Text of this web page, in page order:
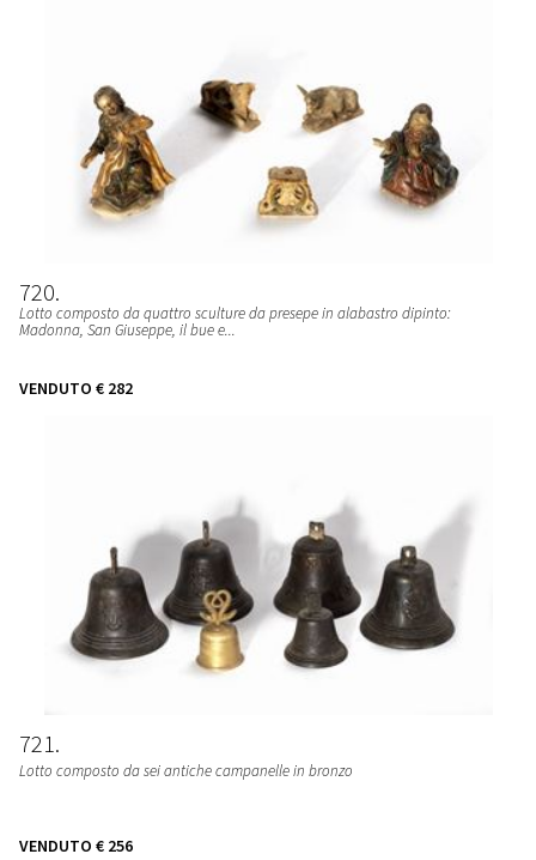
720
Lotto composto da quattro sculture da presepe in alabastro dipinto:
Madonna, San Giuseppe, il bue e...
VENDUTO € 282
721
Lotto composto da sei antiche campanelle in bronzo
VENDUTO € 256